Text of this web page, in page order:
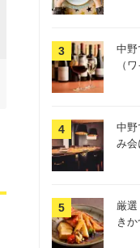
中野
（
中野
み会
厳
き